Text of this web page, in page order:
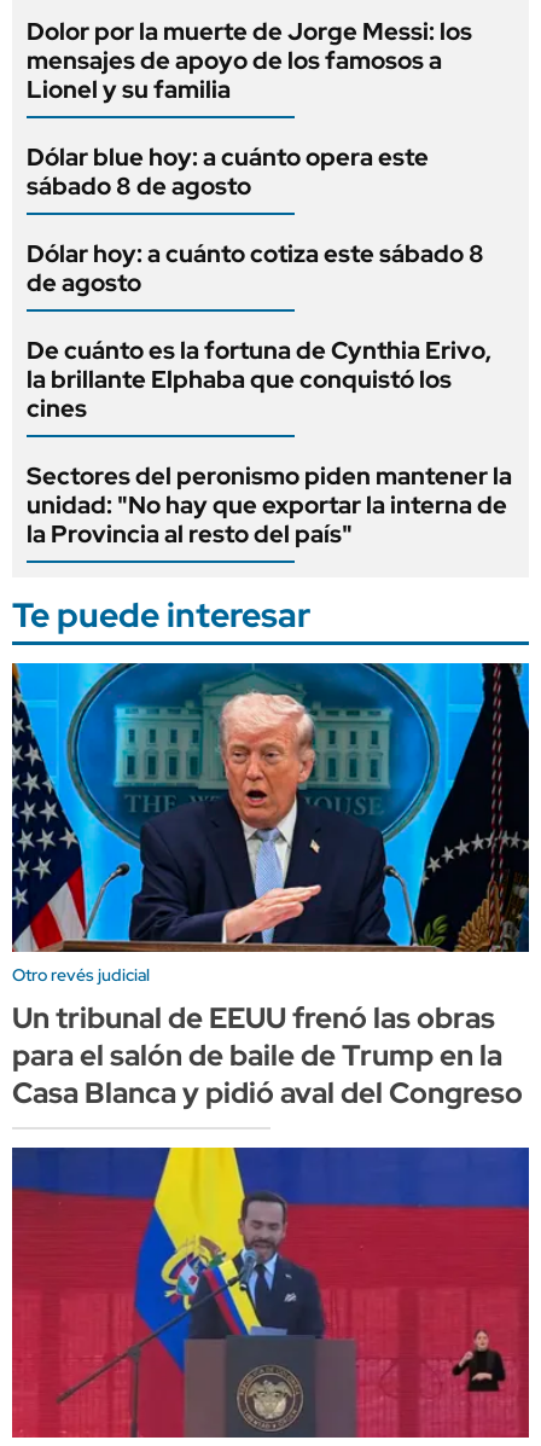
Dolor por la muerte de Jorge Messi: los
mensajes de apoyo de los famosos a
Lionel y su familia
Dólar blue hoy: a cuánto opera este
sábado 8 de agosto
Dólar hoy: a cuánto cotiza este sábado 8
de agosto
De cuánto es la fortuna de Cynthia Erivo,
la brillante Elphaba que conquistó los
cines
Sectores del peronismo piden mantener la
unidad: "No hay que exportar la interna de
la Provincia al resto del país"
Te puede interesar
Otro revés judicial
Un tribunal de EEUU frenó las obras
para el salón de baile de Trump en la
Casa Blanca y pidió aval del Congreso